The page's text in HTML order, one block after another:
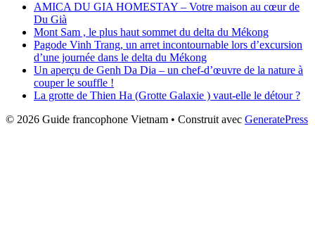
AMICA DU GIA HOMESTAY – Votre maison au cœur de
Du Già
Mont Sam , le plus haut sommet du delta du Mékong
Pagode Vinh Trang, un arret incontournable lors d’excursion
d’une journée dans le delta du Mékong
Un aperçu de Genh Da Dia – un chef-d’œuvre de la nature à
couper le souffle !
La grotte de Thien Ha (Grotte Galaxie ) vaut-elle le détour ?
© 2026 Guide francophone Vietnam • Construit avec GeneratePress